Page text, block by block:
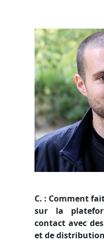
C. : Comment
sur la
contact avec
et de